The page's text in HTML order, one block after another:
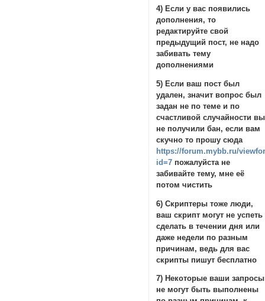
4) Если у вас появились
дополнения, то
редактируйте свой
предыдущий пост, не надо
забивать тему
дополнениями
5) Если ваш пост был
удален, значит вопрос был
задан не по теме и по
счастливой случайности вы
не получили бан, если вам
скучно то прошу сюда
https://forum.mybb.ru/
id=7 пожалуйста не
забивайте тему, мне её
потом чистить
6) Скриптеры тоже люди,
ваш скрипт могут не успеть
сделать в течении дня или
даже недели по разным
причинам, ведь для вас
скрипты пишут бесплатно
7) Некоторые ваши запросы
не могут быть выполнены